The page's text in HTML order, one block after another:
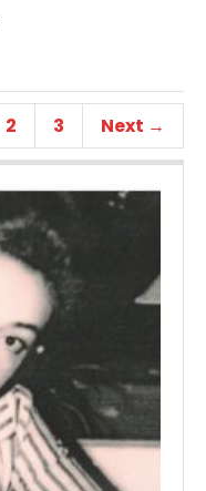
2 3 Next →